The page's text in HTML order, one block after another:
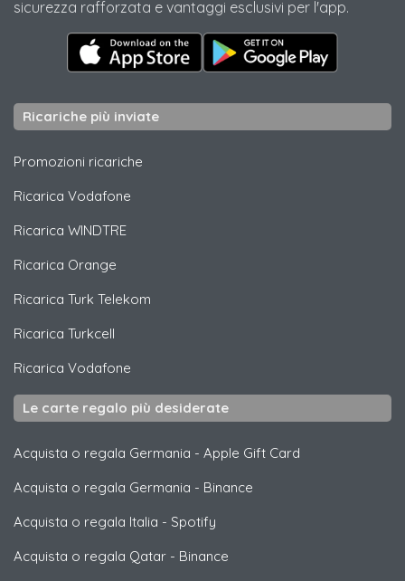
sicurezza rafforzata e vantaggi esclusivi per l'app.
Ricariche più inviate
Promozioni ricariche
Ricarica Vodafone
Ricarica WINDTRE
Ricarica Orange
Ricarica Turk Telekom
Ricarica Turkcell
Ricarica Vodafone
Le carte regalo più desiderate
Acquista o regala Germania - Apple Gift Card
Acquista o regala Germania - Binance
Acquista o regala Italia - Spotify
Acquista o regala Qatar - Binance